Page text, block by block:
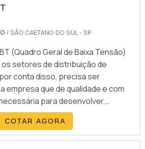
tem sido preferência no
e qualidade, que fecham
/ SÃO CAETANO DO SUL - SP
(Quadro Geral de Baixa Tensão)
setores de distribuição de
conta disso, precisa ser
empresa que de qualidade e com
para desenvolver,
o sistema. Além de oferecer o
para os clientes, uma empresa
oferece outros produtos para
COTAR AGORA